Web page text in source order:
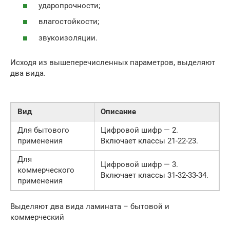
ударопрочности;
влагостойкости;
звукоизоляции.
Исходя из вышеперечисленных параметров, выделяют
два вида.
Вид
Описание
Для бытового
применения
Цифровой шифр — 2.
Включает классы 21-22-23.
Для
коммерческого
применения
Цифровой шифр — 3.
Включает классы 31-32-33-34.
Выделяют два вида ламината – бытовой и
коммерческий